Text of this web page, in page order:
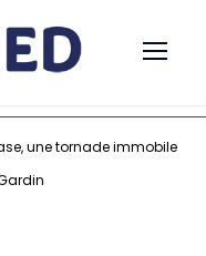
une tornade immobile